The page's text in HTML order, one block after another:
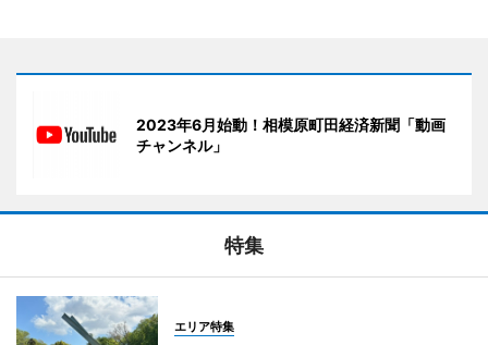
2023年6月始動！相模原町田経済新聞「動画
チャンネル」
特集
エリア特集